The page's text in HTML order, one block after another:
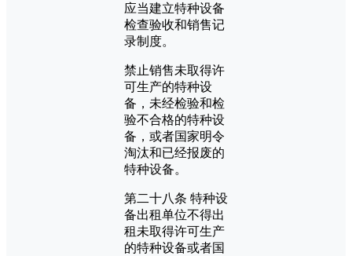
应当建立特种设备
检查验收和销售记
录制度。
禁止销售未取得许
可生产的特种设
备，未经检验和检
验不合格的特种设
备，或者国家明令
淘汰和已经报废的
特种设备。
第二十八条 特种设
备出租单位不得出
租未取得许可生产
的特种设备或者国